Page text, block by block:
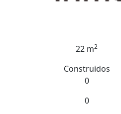
22 m2
Construidos
0
0